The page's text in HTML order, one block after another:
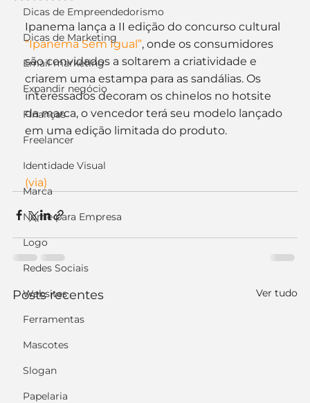
Dicas de Empreendedorismo
Dicas de Marketing
Email marketing
Expandir negócio
Finanças
Freelancer
Identidade Visual
Marca
Nome para Empresa
Logo
Redes Sociais
Websites
Ferramentas
Mascotes
Slogan
Papelaria
Ipanema lança a II edição do concurso cultural
“Ipanema Sem Igual”, onde os consumidores
são convidados a soltarem a criatividade e
criarem uma estampa para as sandálias. Os
interessados decoram os chinelos no hotsite
da marca, o vencedor terá seu modelo lançado
em uma edição limitada do produto.
(via)
Posts recentes Ver tudo